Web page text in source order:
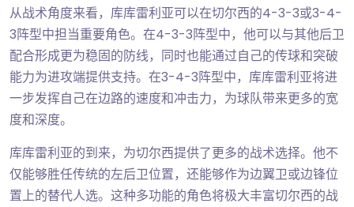
从战术角度来看，库库雷利亚可以在切尔西的4-3-3或3-4-
3阵型中担当重要角色。在4-3-3阵型中，他可以与其他后卫
配合形成更为稳固的防线，同时也能通过自己的传球和突破
能力为进攻端提供支持。在3-4-3阵型中，库库雷利亚将进
一步发挥自己在边路的速度和冲击力，为球队带来更多的宽
度和深度。
库库雷利亚的到来，为切尔西提供了更多的战术选择。他不
仅能够胜任传统的左后卫位置，还能够作为边翼卫或边锋位
置上的替代人选。这种多功能的角色将极大丰富切尔西的战